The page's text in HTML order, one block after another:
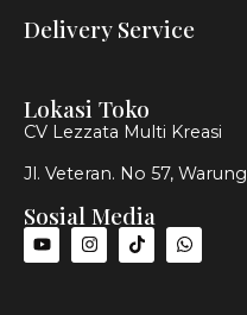
Delivery Service
Lokasi Toko
CV Lezzata Multi Kreasi
Jl. Veteran. No 57,
Sosial Media